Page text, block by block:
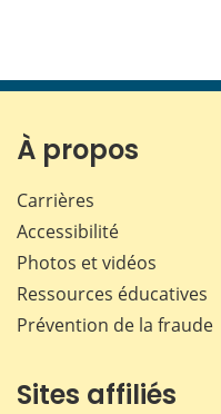
À propos
Carrières
Accessibilité
Photos et vidéos
Ressources éducatives
Prévention de la fraude
Sites affiliés